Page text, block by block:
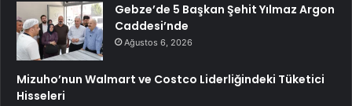
Gebze’de 5 Başkan Şehit Yılmaz Argon
Caddesi’nde
Ağustos 6, 2026
Mizuho’nun Walmart ve Costco Liderliğindeki Tüketici
Hisseleri